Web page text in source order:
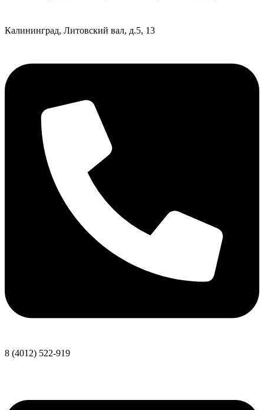
Калининград, Литовский вал, д.5, 13
8 (4012) 522-919